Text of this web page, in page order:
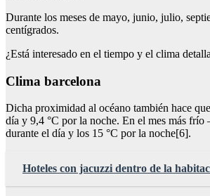
Durante los meses de mayo, junio, julio,
centígrados.
¿Está interesado en el tiempo y el clima
Clima barcelona
Dicha proximidad al océano también hace
día y 9,4 °C por la noche. En el mes más frío
durante el día y los 15 °C por la noche[6].
Hoteles con jacuzzi dentro de la